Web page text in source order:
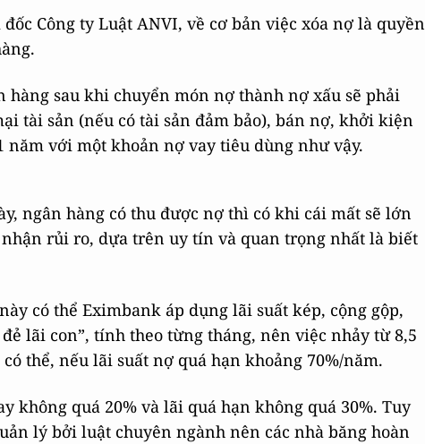
Công ty Luật ANVI, về cơ bản việc xóa nợ là quyền
sau khi chuyển món nợ thành nợ xấu sẽ phải
tài sản (nếu có tài sản đảm bảo), bán nợ, khởi kiện
năm với một khoản nợ vay tiêu dùng như vậy.
ngân hàng có thu được nợ thì có khi cái mất sẽ lớn
rủi ro, dựa trên uy tín và quan trọng nhất là biết
có thể Eximbank áp dụng lãi suất kép, cộng gộp,
lãi con”, tính theo từng tháng, nên việc nhảy từ 8,5
thể, nếu lãi suất nợ quá hạn khoảng 70%/năm.
không quá 20% và lãi quá hạn không quá 30%. Tuy
lý bởi luật chuyên ngành nên các nhà băng hoàn